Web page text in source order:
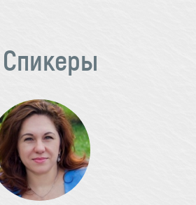
Спикеры